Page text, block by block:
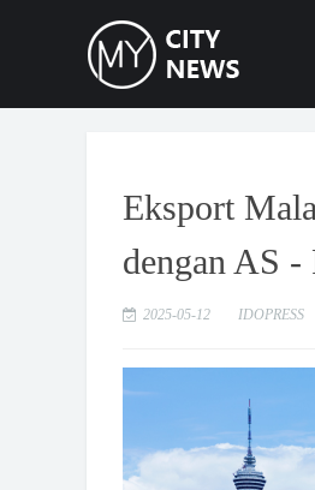
Eksport
dengan AS -
2025-05-12 IDOPRESS